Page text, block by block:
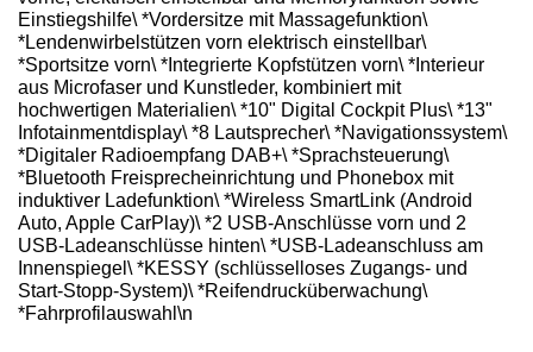
Einstiegshilfe\ *Vordersitze mit Massagefunktion\
*Lendenwirbelstützen vorn elektrisch einstellbar\
*Sportsitze vorn\ *Integrierte Kopfstützen vorn\ *Interieur
aus Microfaser und Kunstleder, kombiniert mit
hochwertigen Materialien\ *10" Digital Cockpit Plus\ *13"
Infotainmentdisplay\ *8 Lautsprecher\ *Navigationssystem\
*Digitaler Radioempfang DAB+\ *Sprachsteuerung\
*Bluetooth Freisprecheinrichtung und Phonebox mit
induktiver Ladefunktion\ *Wireless SmartLink (Android
Auto, Apple CarPlay)\ *2 USB-Anschlüsse vorn und 2
USB-Ladeanschlüsse hinten\ *USB-Ladeanschluss am
Innenspiegel\ *KESSY (schlüsselloses Zugangs- und
Start-Stopp-System)\ *Reifendrucküberwachung\
*Fahrprofilauswahl\n